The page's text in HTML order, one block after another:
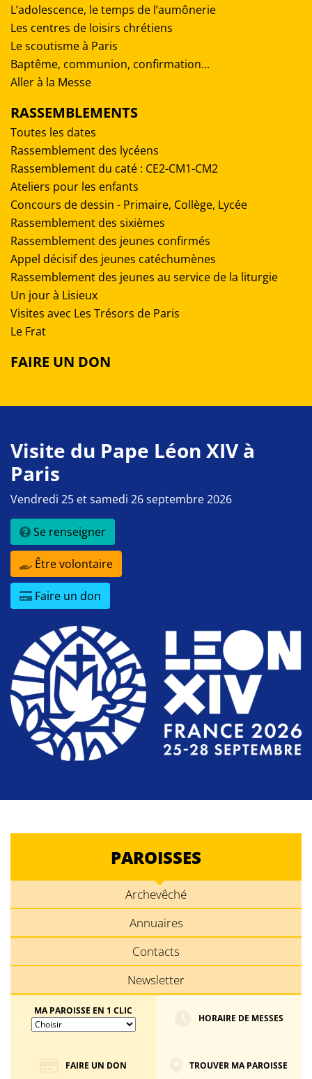
L’adolescence, le temps de l’aumônerie
Les centres de loisirs chrétiens
Le scoutisme à Paris
Baptême, communion, confirmation...
Aller à la Messe
RASSEMBLEMENTS
Toutes les dates
Rassemblement des lycéens
Rassemblement du caté : CE2-CM1-CM2
Ateliers pour les enfants
Concours de dessin - Primaire, Collège, Lycée
Rassemblement des sixièmes
Rassemblement des jeunes confirmés
Appel décisif des jeunes catéchumènes
Rassemblement des jeunes au service de la liturgie
Un jour à Lisieux
Visites avec Les Trésors de Paris
Le Frat
FAIRE UN DON
Visite du Pape Léon XIV à
Paris
Vendredi 25 et samedi 26 septembre 2026
Se renseigner
Être volontaire
Faire un don
PAROISSES
Archevêché
Annuaires
Contacts
Newsletter
MA PAROISSE EN 1 CLIC
HORAIRE DE MESSES
FAIRE UN DON TROUVER MA PAROISSE